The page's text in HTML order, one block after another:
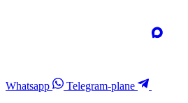
Whatsapp
Telegram-plane